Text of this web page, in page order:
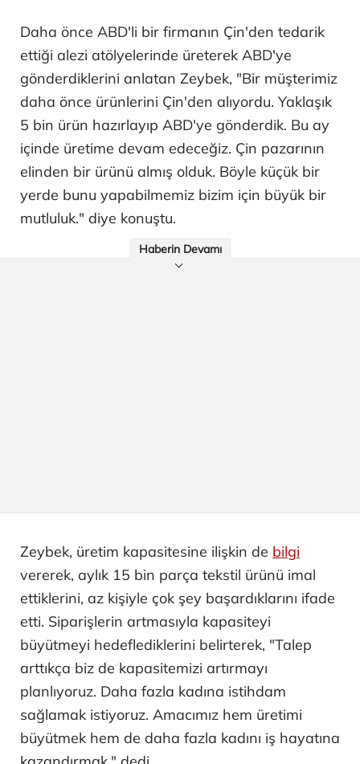
Daha önce ABD'li bir firmanın Çin'den tedarik
ettiği alezi atölyelerinde üreterek ABD'ye
gönderdiklerini anlatan Zeybek, "Bir müşterimiz
daha önce ürünlerini Çin'den alıyordu. Yaklaşık
5 bin ürün hazırlayıp ABD'ye gönderdik. Bu ay
içinde üretime devam edeceğiz. Çin pazarının
elinden bir ürünü almış olduk. Böyle küçük bir
yerde bunu yapabilmemiz bizim için büyük bir
mutluluk." diye konuştu.
Haberin Devamı
Zeybek, üretim kapasitesine ilişkin de bilgi
vererek, aylık 15 bin parça tekstil ürünü imal
ettiklerini, az kişiyle çok şey başardıklarını ifade
etti. Siparişlerin artmasıyla kapasiteyi
büyütmeyi hedeflediklerini belirterek, "Talep
arttıkça biz de kapasitemizi artırmayı
planlıyoruz. Daha fazla kadına istihdam
sağlamak istiyoruz. Amacımız hem üretimi
büyütmek hem de daha fazla kadını iş hayatına